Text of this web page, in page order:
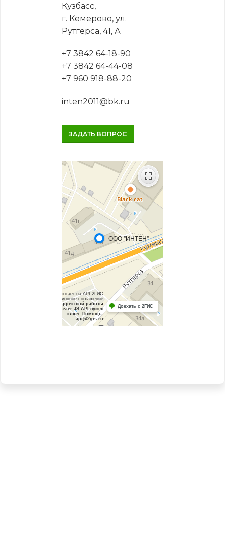
Кузбасс,
г. Кемерово, ул.
Рутгерса, 41, А
+7 3842 64-18-90
+7 3842 64-44-08
+7 960 918-88-20
inten2011@bk.ru
ЗАДАТЬ ВОПРОС